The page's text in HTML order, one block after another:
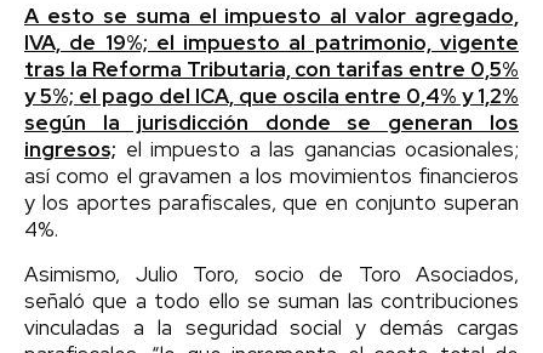
A esto se suma el impuesto al valor agregado,
IVA, de 19%; el impuesto al patrimonio, vigente
tras la Reforma Tributaria, con tarifas entre 0,5%
y 5%; el pago del ICA, que oscila entre 0,4% y 1,2%
según la jurisdicción donde se generan los
ingresos; el impuesto a las ganancias ocasionales;
así como el gravamen a los movimientos financieros
y los aportes parafiscales, que en conjunto superan
4%.
Asimismo, Julio Toro, socio de Toro Asociados,
señaló que a todo ello se suman las contribuciones
vinculadas a la seguridad social y demás cargas